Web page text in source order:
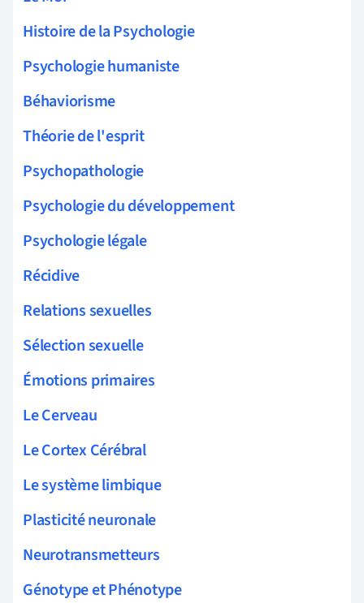
Histoire de la Psychologie
Psychologie humaniste
Béhaviorisme
Théorie de l'esprit
Psychopathologie
Psychologie du développement
Psychologie légale
Récidive
Relations sexuelles
Sélection sexuelle
Émotions primaires
Le Cerveau
Le Cortex Cérébral
Le système limbique
Plasticité neuronale
Neurotransmetteurs
Génotype et Phénotype